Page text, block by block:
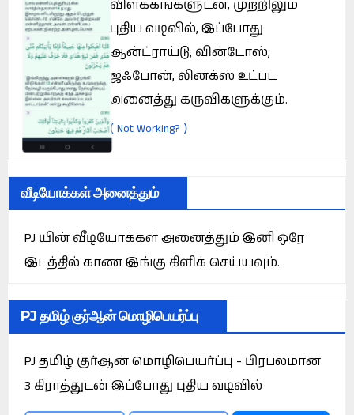
விளக்கங்களுடன், முற்றிலும்
புதிய வடிவில், இப்போது
ஆன்ட்ராய்டு, வின்டோஸ்,
ஜஃபோன், லினக்ஸ் உட்பட
அனைத்து கருவிகளுக்கும்.
(Not Working? )
வீடியோக்கள் அனைத்தும்
PJ யின் வீடியோக்கள் அனைத்தும் இனி ஒரே
இடத்தில் காண இங்கு கிளிக் செய்யவும்.
PJ தமிழ் குர்ஆன் மொழிபெயர்ப்பு
PJ தமிழ் குர்ஆன் மொழிபெயர்ப்பு - பிரபலமான
3 கிராத்துடன் இப்போது புதிய வடிவில்